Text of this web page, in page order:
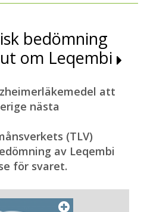
bedömning
om Leqembi
att
nästa
(TLV)
av Leqembi
för svaret.